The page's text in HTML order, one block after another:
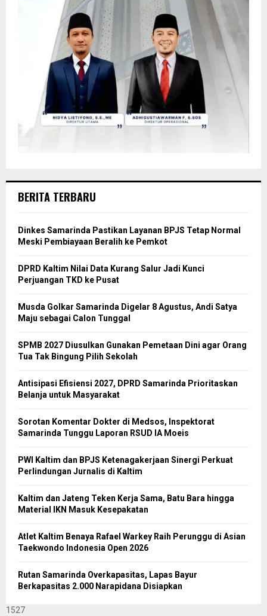
BERITA TERBARU
Dinkes Samarinda Pastikan Layanan BPJS Tetap Normal
Meski Pembiayaan Beralih ke Pemkot
DPRD Kaltim Nilai Data Kurang Salur Jadi Kunci
Perjuangan TKD ke Pusat
Musda Golkar Samarinda Digelar 8 Agustus, Andi Satya
Maju sebagai Calon Tunggal
SPMB 2027 Diusulkan Gunakan Pemetaan Dini agar Orang
Tua Tak Bingung Pilih Sekolah
Antisipasi Efisiensi 2027, DPRD Samarinda Prioritaskan
Belanja untuk Masyarakat
Sorotan Komentar Dokter di Medsos, Inspektorat
Samarinda Tunggu Laporan RSUD IA Moeis
PWI Kaltim dan BPJS Ketenagakerjaan Sinergi Perkuat
Perlindungan Jurnalis di Kaltim
Kaltim dan Jateng Teken Kerja Sama, Batu Bara hingga
Material IKN Masuk Kesepakatan
Atlet Kaltim Benaya Rafael Warkey Raih Perunggu di Asian
Taekwondo Indonesia Open 2026
Rutan Samarinda Overkapasitas, Lapas Bayur
Berkapasitas 2.000 Narapidana Disiapkan
1527